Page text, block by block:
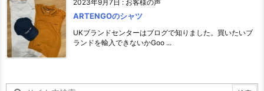
2023年9月7日 : お客様の声
ARTENGOのシャツ
UKブランドセンターはブログで知りました。買いたいブ
ランドを輸入できないかGoo ...